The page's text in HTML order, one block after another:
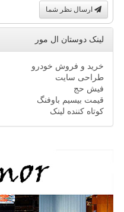
ارسال نظر شما
لینک دوستان ال مور
خرید و فروش خودرو
طراحی سایت
فیش حج
قیمت بیسیم باوفنگ
کوتاه کننده لینک